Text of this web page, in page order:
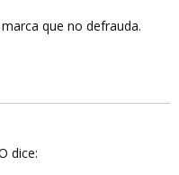
que no defrauda.
dice: